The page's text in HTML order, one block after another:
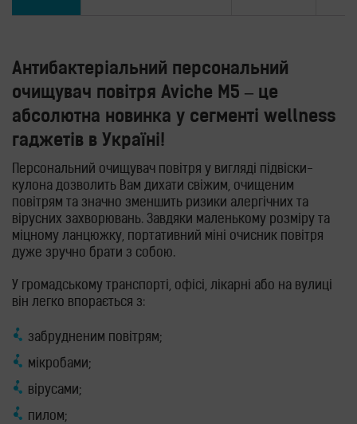
КОНТАКТИ
Антибактеріальний персональний
очищувач повітря Aviche M5 – це
абсолютна новинка у сегменті wellness
гаджетів в Україні!
Персональний очищувач повітря у вигляді підвіски-
кулона дозволить Вам дихати свіжим, очищеним
повітрям та значно зменшить ризики алергічних та
вірусних захворювань. Завдяки маленькому розміру та
міцному ланцюжку, портативний міні очисник повітря
дуже зручно брати з собою.
У громадському транспорті, офісі, лікарні або на вулиці
він легко впорається з:
забрудненим повітрям;
мікробами;
вірусами;
пилом;